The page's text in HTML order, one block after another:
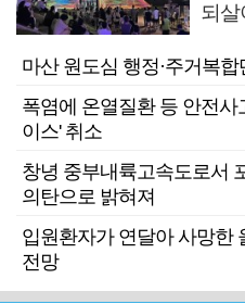
되살
마산 원도심 행정·주거복
폭염에 온열질환 등 안전
이스' 취소
창녕 중부내륙고속도로서
의탄으로 밝혀져
입원환자가 연달아 사망한
전망